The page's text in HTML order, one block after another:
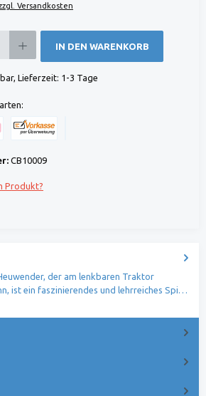
Versandkosten
IN DEN WARENKORB
Lieferzeit: 1-3 Tage
CB10009
Produkt?
der am lenkbaren Traktor
ist ein faszinierendes und lehrreiches Spi…